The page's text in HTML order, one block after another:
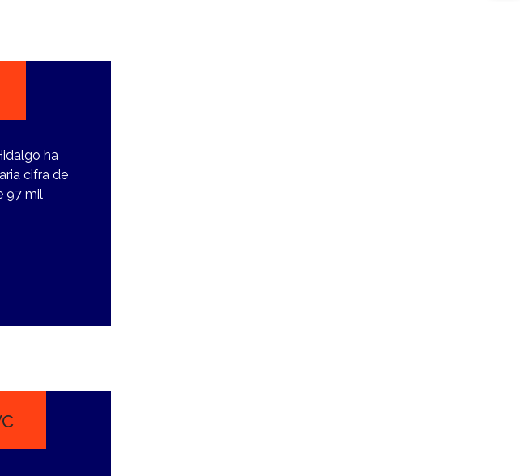
ha
cifra de
97 mil